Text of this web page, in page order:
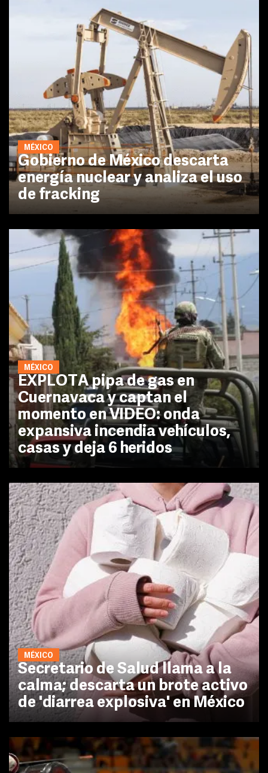
MÉXICO
Gobierno de México descarta
energía nuclear y analiza el uso
de fracking
MÉXICO
EXPLOTA pipa de gas en
Cuernavaca y captan el
momento en VIDEO: onda
expansiva incendia vehículos,
casas y deja 6 heridos
MÉXICO
Secretario de Salud llama a la
calma; descarta un brote activo
de 'diarrea explosiva' en México